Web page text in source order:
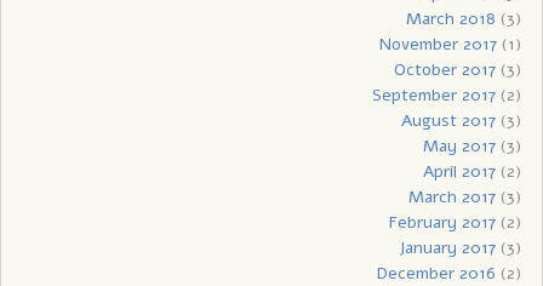
March 2018 (3)
November 2017(1)
October 2017(3)
September 2017(2)
August 2017(3)
May 2017(3)
April 2017(2)
March 2017(3)
February 2017(2)
January 2017(3)
December 2016 (2)